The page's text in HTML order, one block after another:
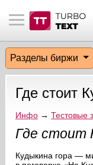
материалы
биржи
пользователи
эфир
на сайте
сообщения
по форуму
Разделы биржи
Где стоит
Инфо→ Тестовые
Где стоит
Кудыкина гора —